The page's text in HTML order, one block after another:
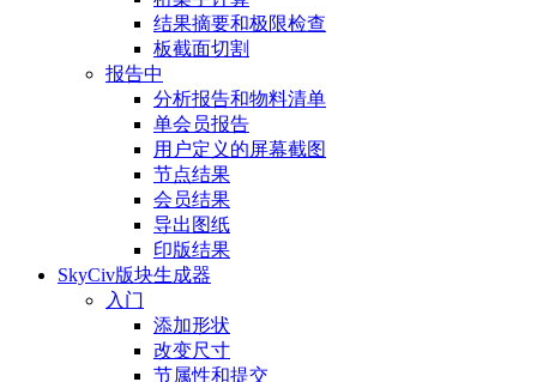
结果摘要和极限检查
板截面切割
报告中
分析报告和物料清单
单会员报告
用户定义的屏幕截图
节点结果
会员结果
导出图纸
印版结果
SkyCiv版块生成器
入门
添加形状
改变尺寸
节属性和提交